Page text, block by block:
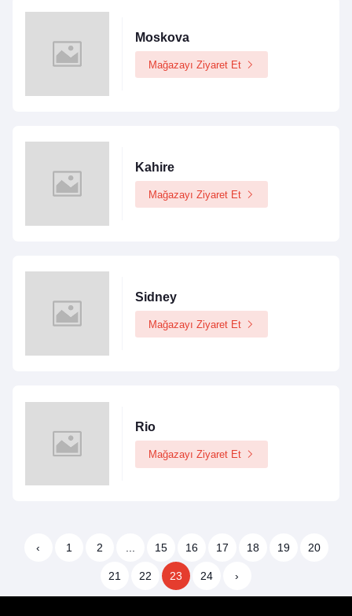
Moskova
Mağazayı Ziyaret Et
Kahire
Mağazayı Ziyaret Et
Sidney
Mağazayı Ziyaret Et
Rio
Mağazayı Ziyaret Et
‹ 1 2 ... 15 16 17 18 19 20
21 22 23 24 ›